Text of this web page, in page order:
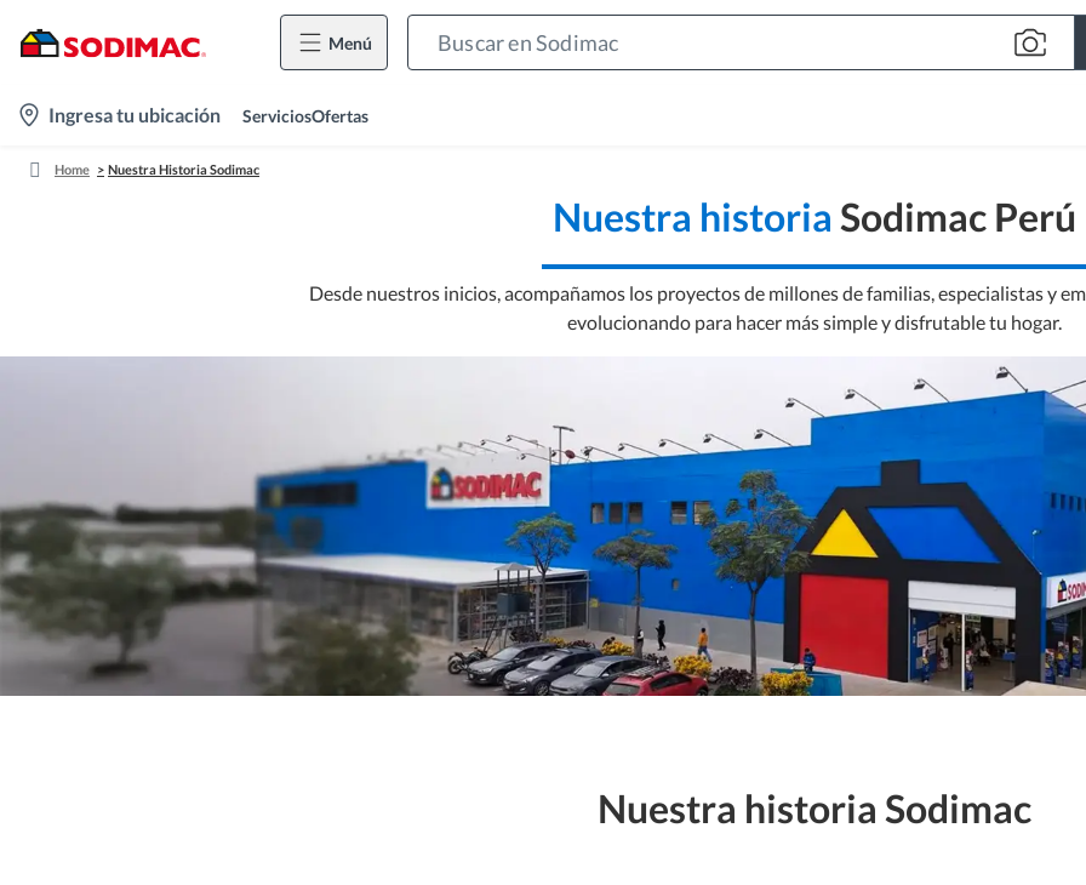
Menú
location-
Ingresa tu ubicación ServiciosOfertas
Home Nuestra Historia Sodimac
Nuestra historia Sodimac Perú
Desde nuestros inicios, acompañamos los proyectos de millones de familias, especialistas y
evolucionando para hacer más simple y disfrutable tu hogar.
Nuestra historia Sodimac